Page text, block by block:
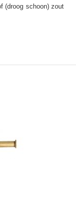
(droog schoon) zout